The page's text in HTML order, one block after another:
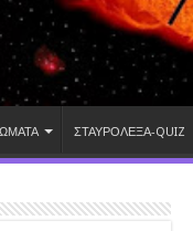
ΣΤΑΥΡΟΛΕΞΑ-QUIZ